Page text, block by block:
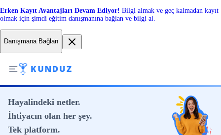
Erken Kayıt Avantajları Devam Ediyor! Bilgi almak ve geç kalmadan kayıt
olmak için şimdi eğitim danışmanına bağlan ve bilgi al.
Danışmana Bağlan
Hayalindeki netler.
İhtiyacın olan her şey.
Tek platform.